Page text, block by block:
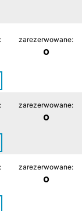
zarezerwowane:
0
zarezerwowane:
0
zarezerwowane:
0